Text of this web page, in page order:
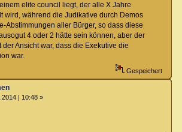
elite council liegt, der alle X Jahre
wird, während die Judikative durch Demos
Abstimmungen aller Bürger, so dass diese
4 oder 2 hätte sein können, aber der
Ansicht war, dass die Exekutive die
war.
Gespeichert
| 10:48 »